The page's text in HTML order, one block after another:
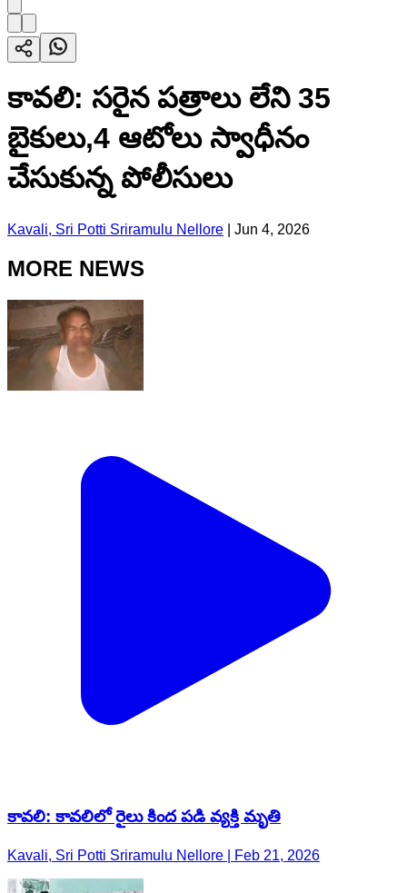
కావలి: సరైన పత్రాలు లేని 35
బైకులు,4 ఆటోలు స్వాధీనం
చేసుకున్న పోలీసులు
Kavali, Sri Potti Sriramulu Nellore Jun 4, 2026
MORE NEWS
కావలి: కావలిలో రైలు కింద పడి వ్యక్తి మృతి
Kavali, Sri Potti Sriramulu Nellore | Feb 21, 2026